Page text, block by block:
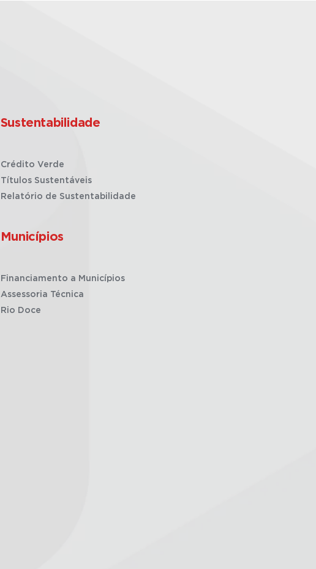
Sustentabilidade
Crédito Verde
Títulos Sustentáveis
Relatório de Sustentabilidade
Municípios
Financiamento a Municípios
Assessoria Técnica
Rio Doce